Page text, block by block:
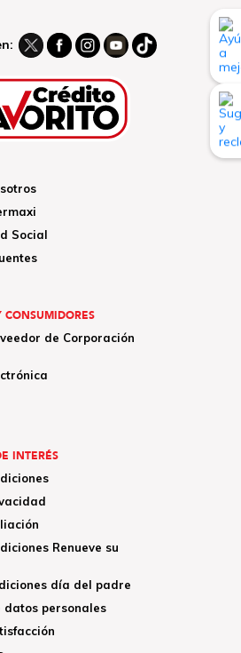
Social
CONSUMIDORES
de Corporación
INTERÉS
Renueve su
día del padre
datos personales